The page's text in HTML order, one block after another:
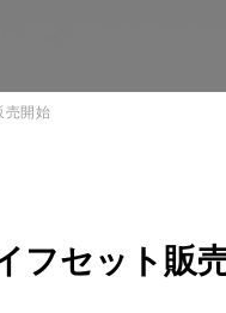
売開始
フセット販